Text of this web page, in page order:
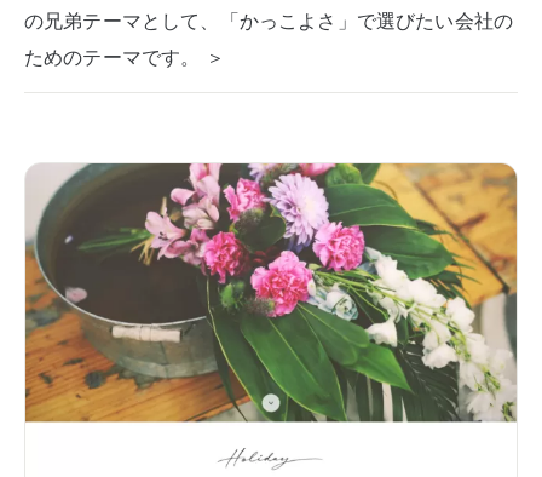
の兄弟テーマとして、「かっこよさ」で選びたい会社の
ためのテーマです。 ＞